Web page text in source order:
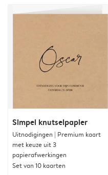
Simpel knutselpapier
Uitnodigingen | Premium kaart
met keuze uit 3
papierafwerkingen
Set van 10 kaarten